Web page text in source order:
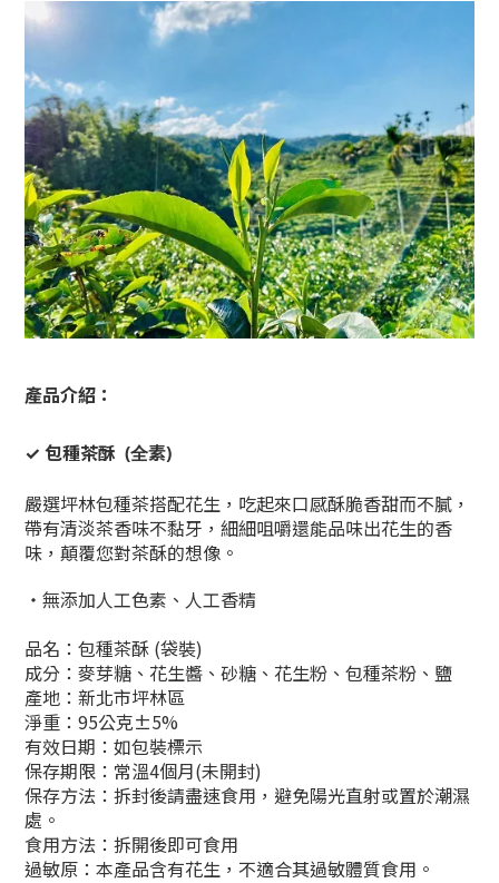
產品介紹：
✓ 包種茶酥 (全素)
嚴選坪林包種茶搭配花生，吃起來口感酥脆香甜而不膩 ，
帶有清淡茶香味不黏牙，細細咀嚼還能品味出花生的香
味，顛覆您對茶酥的想像。
・無添加人工色素、人工香精
品名：包種茶酥 (袋裝)
成分：麥芽糖、花生醬、砂糖、花生粉、 包種茶粉、鹽
產地：新北市坪林區
淨重：95公克±5%
有效日期：如包裝標示
保存期限：常溫4個月(未開封)
保存方法：拆封後請盡速食用，避免陽光直射或置於潮濕
處。
食用方法：拆開後即可食用
過敏原：本產品含有花生，不適合其過敏體質食用。